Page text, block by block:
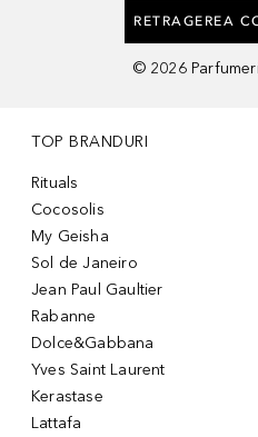
RETRAGEREA
© 2026
TOP BRANDURI
Rituals
Cocosolis
My Geisha
Sol de Janeiro
Jean Paul Gaultier
Rabanne
Dolce&Gabbana
Yves Saint Laurent
Kerastase
Lattafa